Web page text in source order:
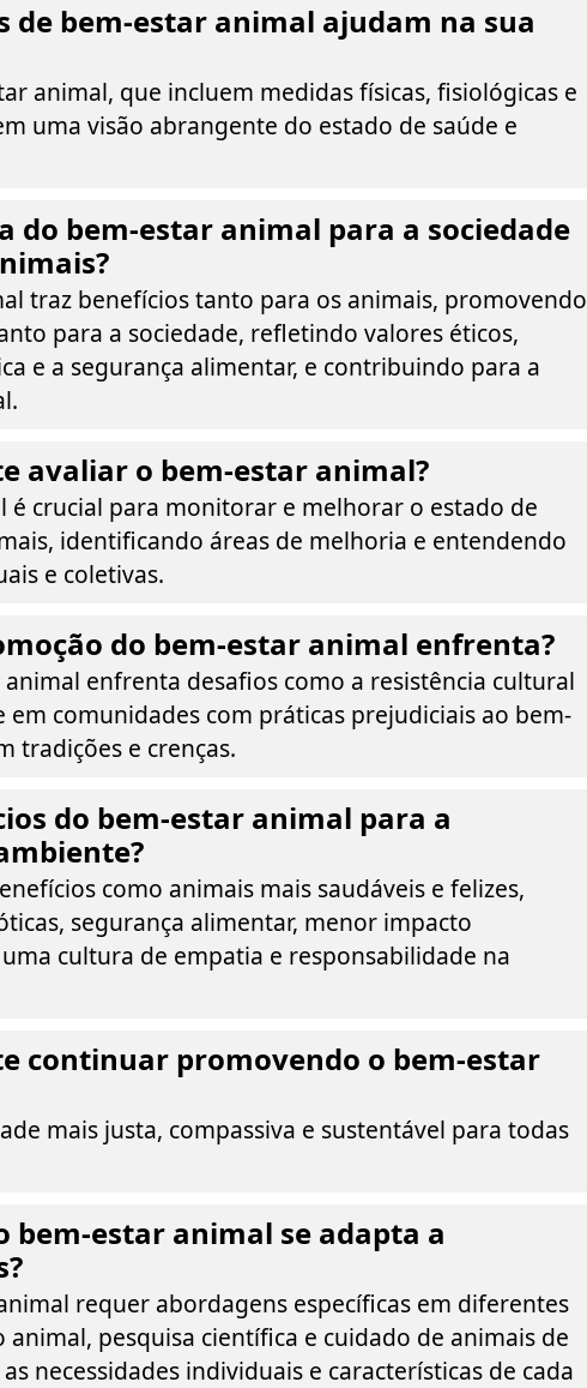
de bem-estar animal ajudam na sua
animal, que incluem medidas físicas, fisiológicas e
uma visão abrangente do estado de saúde e
do bem-estar animal para a sociedade
traz benefícios tanto para os animais, promovendo
para a sociedade, refletindo valores éticos,
e a segurança alimentar, e contribuindo para a
avaliar o bem-estar animal?
é crucial para monitorar e melhorar o estado de
identificando áreas de melhoria e entendendo
e coletivas.
do bem-estar animal enfrenta?
enfrenta desafios como a resistência cultural
em comunidades com práticas prejudiciais ao bem-
tradições e crenças.
do bem-estar animal para a
como animais mais saudáveis e felizes,
segurança alimentar, menor impacto
cultura de empatia e responsabilidade na
continuar promovendo o bem-estar
mais justa, compassiva e sustentável para todas
bem-estar animal se adapta a
requer abordagens específicas em diferentes
pesquisa científica e cuidado de animais de
necessidades individuais e características de cada